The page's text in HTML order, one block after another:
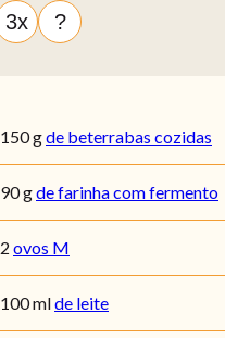
3x ?
150gde beterrabas cozidas
90gde farinha com fermento
2 ovos M
100mlde leite